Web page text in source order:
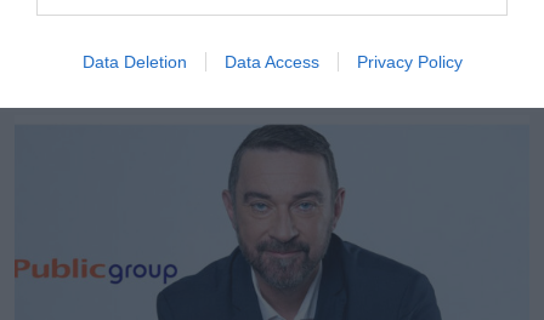
Data Deletion Data Access Privacy Policy